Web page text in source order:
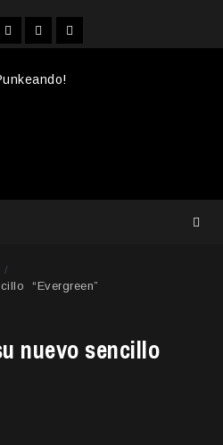
Instagram
YouTubeTwitter
“Evergreen”
nuevo sencillo